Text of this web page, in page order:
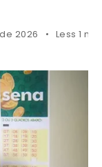
2026 Less 1